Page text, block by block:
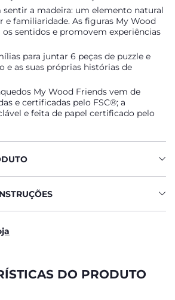
sentir a madeira: um elemento natural
e familiaridade. As figuras My Wood
sentidos e promovem experiências
para juntar 6 peças de puzzle e
e as suas próprias histórias de
My Wood Friends vem de
e certificadas pelo FSC®; a
e feita de papel certificado pelo
DO PRODUTO